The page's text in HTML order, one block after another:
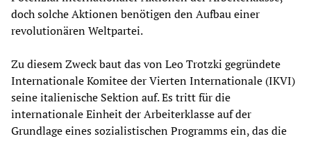
doch solche Aktionen benötigen den Aufbau einer
revolutionären Weltpartei.
Zu diesem Zweck baut das von Leo Trotzki gegründete
Internationale Komitee der Vierten Internationale (IKVI)
seine italienische Sektion auf. Es tritt für die
internationale Einheit der Arbeiterklasse auf der
Grundlage eines sozialistischen Programms ein, das die